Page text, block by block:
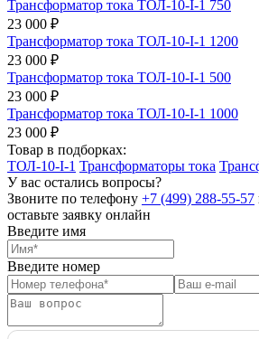
Трансформатор тока ТОЛ-10-I-1 750
23 000 ₽
Трансформатор тока ТОЛ-10-I-1 1200
23 000 ₽
Трансформатор тока ТОЛ-10-I-1 500
23 000 ₽
Трансформатор тока ТОЛ-10-I-1 1000
23 000 ₽
Товар в подборках:
ТОЛ-10-I-1 Трансформаторы тока
У вас остались вопросы?
Звоните по телефону +7 (499) 288-55-57
оставьте заявку онлайн
Введите имя
Введите номер